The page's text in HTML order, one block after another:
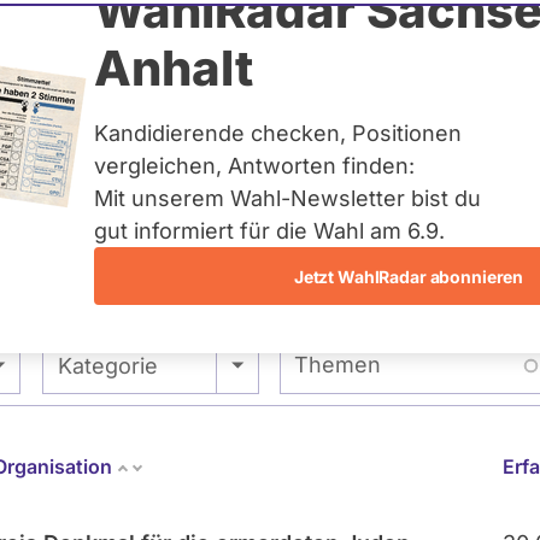
Anhalt
Kandidierende checken, Positionen
vergleichen, Antworten finden:
Mit unserem Wahl-Newsletter bist du
gut informiert für die Wahl am 6.9.
Jetzt WahlRadar abonnieren
und kein zukünftiges
auf Landes-, Bundes-
über eine
erfasst.
Kategorie
- Alle -